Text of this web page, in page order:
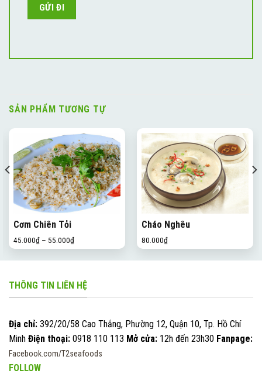
SẢN PHẨM TƯƠNG TỰ
Cơm Chiên Tỏi
45.000₫– 55.000₫
Cháo Nghêu
80.000₫
THÔNG TIN LIÊN HỆ
Địa chỉ: 392/20/58 Cao Thắng, Phường 12, Quận 10, Tp. Hồ Chí
Minh Điện thoại: 0918 110 113 Mở cửa: 12h đến 23h30 Fanpage:
Facebook.com/T2seafoods
FOLLOW